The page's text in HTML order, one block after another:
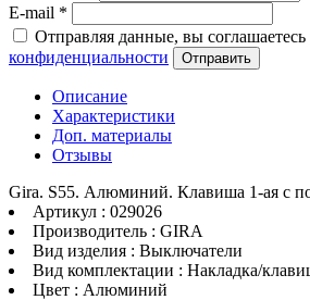
E-mail *
Отправляя данные, вы соглашаетесь
конфиденциальности
Отправить
Описание
Характеристики
Доп. материалы
Отзывы
Gira. S55. Алюминий. Клавиша 1-ая с
Артикул : 029026
Производитель : GIRA
Вид изделия : Выключатели
Вид комплектации : Накладка/
Цвет : Алюминий